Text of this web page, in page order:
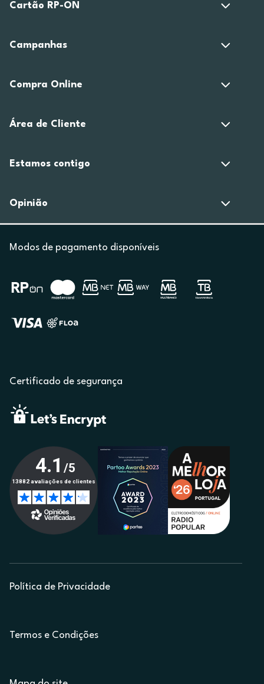
Cartão RP-ON
Campanhas
Compra Online
Área de Cliente
Estamos contigo
Opinião
Modos de pagamento disponíveis
Certificado de segurança
Política de Privacidade
Termos e Condições